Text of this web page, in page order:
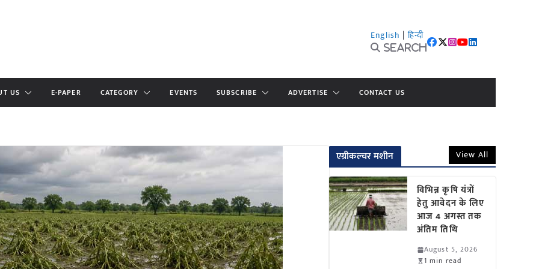
English | हिन्दी
Search
US E-PAPER CATEGORY EVENTS SUBSCRIBE ADVERTISE CONTACT US
एग्रीकल्चर मशीन View All
विभिन्न कृषि यंत्रों
हेतु आवेदन के लिए
आज 4 अगस्त तक
अंतिम तिथि
August 5, 2026
1 min read